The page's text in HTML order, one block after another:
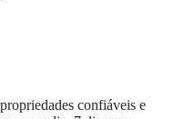
confiáveis ​​e